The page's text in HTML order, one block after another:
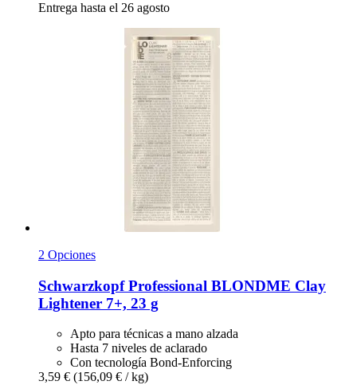
Entrega hasta el 26 agosto
2 Opciones
Schwarzkopf Professional BLONDME Clay
Lightener 7+, 23 g
Apto para técnicas a mano alzada
Hasta 7 niveles de aclarado
Con tecnología Bond-Enforcing
3,59 € (156,09 € / kg)